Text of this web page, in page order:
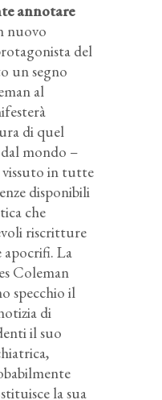
annotare
nuovo
del
un segno
al
di quel
mondo –
in tutte
disponibili
che
riscritture
apocrifi. La
Coleman
specchio il
di
il suo
la sua